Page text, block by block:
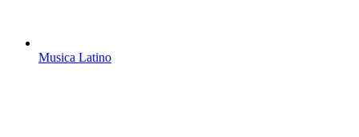
Musica Latino